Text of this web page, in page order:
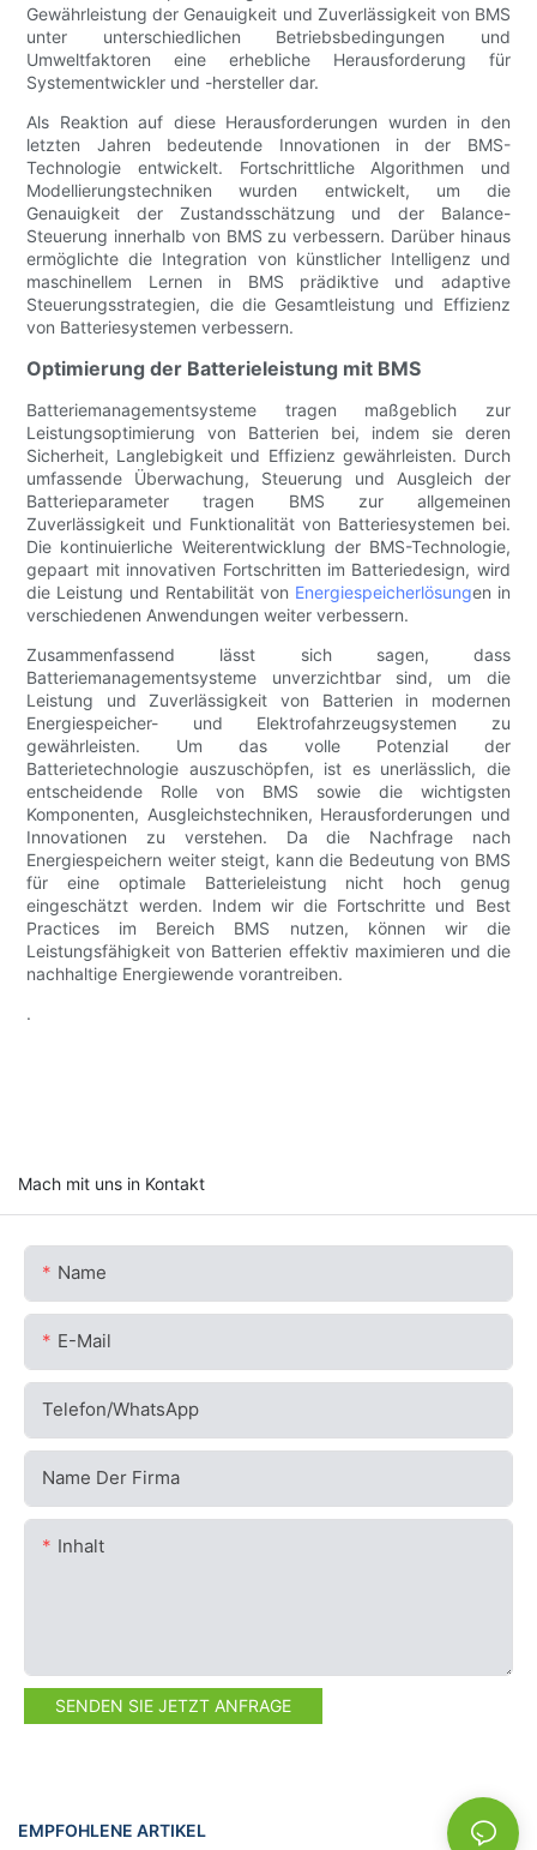
Gewährleistung der Genauigkeit und Zuverlässigkeit von BMS
unter unterschiedlichen Betriebsbedingungen und
Umweltfaktoren eine erhebliche Herausforderung für
Systementwickler und -hersteller dar.
Als Reaktion auf diese Herausforderungen wurden in den
letzten Jahren bedeutende Innovationen in der BMS-
Technologie entwickelt. Fortschrittliche Algorithmen und
Modellierungstechniken wurden entwickelt, um die
Genauigkeit der Zustandsschätzung und der Balance-
Steuerung innerhalb von BMS zu verbessern. Darüber hinaus
ermöglichte die Integration von künstlicher Intelligenz und
maschinellem Lernen in BMS prädiktive und adaptive
Steuerungsstrategien, die die Gesamtleistung und Effizienz
von Batteriesystemen verbessern.
Optimierung der Batterieleistung mit BMS
Batteriemanagementsysteme tragen maßgeblich zur
Leistungsoptimierung von Batterien bei, indem sie deren
Sicherheit, Langlebigkeit und Effizienz gewährleisten. Durch
umfassende Überwachung, Steuerung und Ausgleich der
Batterieparameter tragen BMS zur allgemeinen
Zuverlässigkeit und Funktionalität von Batteriesystemen bei.
Die kontinuierliche Weiterentwicklung der BMS-Technologie,
gepaart mit innovativen Fortschritten im Batteriedesign, wird
die Leistung und Rentabilität von Energiespeicherlösungen in
verschiedenen Anwendungen weiter verbessern.
Zusammenfassend lässt sich sagen, dass
Batteriemanagementsysteme unverzichtbar sind, um die
Leistung und Zuverlässigkeit von Batterien in modernen
Energiespeicher- und Elektrofahrzeugsystemen zu
gewährleisten. Um das volle Potenzial der
Batterietechnologie auszuschöpfen, ist es unerlässlich, die
entscheidende Rolle von BMS sowie die wichtigsten
Komponenten, Ausgleichstechniken, Herausforderungen und
Innovationen zu verstehen. Da die Nachfrage nach
Energiespeichern weiter steigt, kann die Bedeutung von BMS
für eine optimale Batterieleistung nicht hoch genug
eingeschätzt werden. Indem wir die Fortschritte und Best
Practices im Bereich BMS nutzen, können wir die
Leistungsfähigkeit von Batterien effektiv maximieren und die
nachhaltige Energiewende vorantreiben.
.
Mach mit uns in Kontakt
Name
E-Mail
Telefon/WhatsApp
Name Der Firma
Inhalt
SENDEN SIE JETZT ANFRAGE
EMPFOHLENE ARTIKEL NEWS